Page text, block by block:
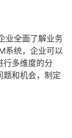
业全面了解业务
系统，企业可以
行多维度的分
题和机会，制定